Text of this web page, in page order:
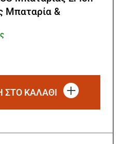
Μπαταρία &
ΚΑΛΑΘΙ